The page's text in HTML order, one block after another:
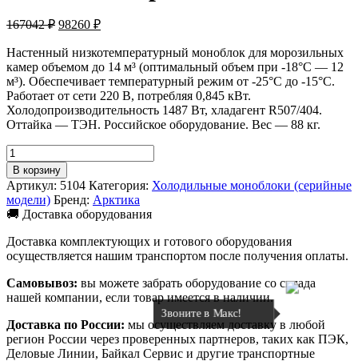
167042₽ Первоначальная
составляла
167042 ₽.
98260 ₽Текущая
98260 ₽.
Настенный низкотемпературный моноблок для морозильных
камер объемом до 14 м³ (оптимальный объем при -18°C — 12
м³). Обеспечивает температурный режим от -25°C до -15°C.
Работает от сети 220 В, потребляя 0,845 кВт.
Холодопроизводительность 1487 Вт, хладагент R507/404.
Оттайка — ТЭН. Российское оборудование. Вес — 88 кг.
Количество
товара
Моноблок
Арктика
ММН
212
В корзину
Артикул: 5104 Категория: Холодильные моноблоки (серийные
модели) Бренд: Арктика
🚚 Доставка оборудования
Доставка комплектующих и готового оборудования
осуществляется нашим транспортом после получения оплаты.
Самовывоз: вы можете забрать оборудование со склада
нашей компании, если товар имеется в наличии.
Доставка по России: мы осуществляем доставку в любой
регион России через проверенных партнеров, таких как ПЭК,
Деловые Линии, Байкал Сервис и другие транспортные
Звоните в Макс!